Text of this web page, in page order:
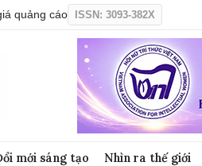
quảng cáo ISSN: 3093-382X
mới sáng tạo Nhìn ra thế giới